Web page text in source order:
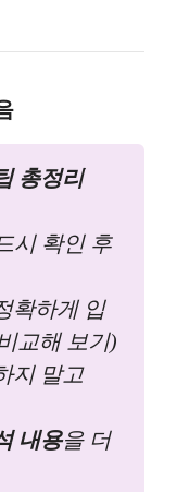
총정리
시 확인 후
확하게 입
교해 보기)
지 말고
내용을 더